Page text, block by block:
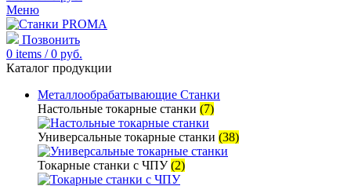
Меню
Позвонить
0 items / 0 руб.
Каталог продукции
Металлообрабатывающие Станки
Настольные токарные станки (7)
Универсальные токарные станки (38)
Токарные станки с ЧПУ(2)